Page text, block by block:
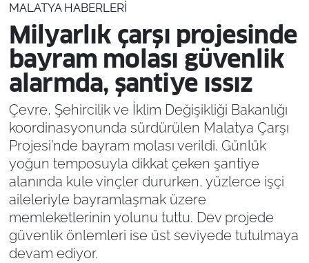
MALATYA HABERLERI
Milyarlık çarşı projesinde
bayram molası güvenlik
alarmda, şantiye ıssız
Çevre, Şehircilik ve İklim Değişikliği Bakanlığı
koordinasyonunda sürdürülen Malatya Çarşı
Projesi’nde bayram molası verildi. Günlük
yoğun temposuyla dikkat çeken şantiye
alanında kule vinçler dururken, yüzlerce işçi
aileleriyle bayramlaşmak üzere
memleketlerinin yolunu tuttu. Dev projede
güvenlik önlemleri ise üst seviyede tutulmaya
devam ediyor.
Resmi İlanlar
Son Dakika Haberleri
Haber Arşivi